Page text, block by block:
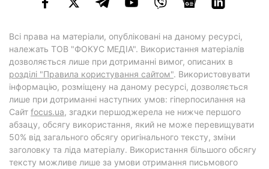
Всі права на матеріали, опубліковані на даному ресурсі,
належать ТОВ "ФОКУС МЕДІА". Використання матеріалів
дозволяється лише при дотриманні вимог, описаних в
розділі "Правила користування сайтом". Використовувати
інформацію, розміщену на даному ресурсі, дозволяється
лише при дотриманні наступних умов: гіперпосилання на
Cайт focus.ua, згадки першоджерела не нижче першого
абзацу, обсягу використання, який не може перевищувати
50% від загального обсягу оригінального тексту, зміни
заголовку та ліда матеріалу. Використання більшого обсягу
тексту можливе лише за умови отримання письмового